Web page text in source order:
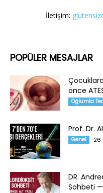
İletişim:
POPÜLER MESAJLAR
önce
Oğlumla
Prof. Dr.
Genel 26
DR.
Sohbeti —